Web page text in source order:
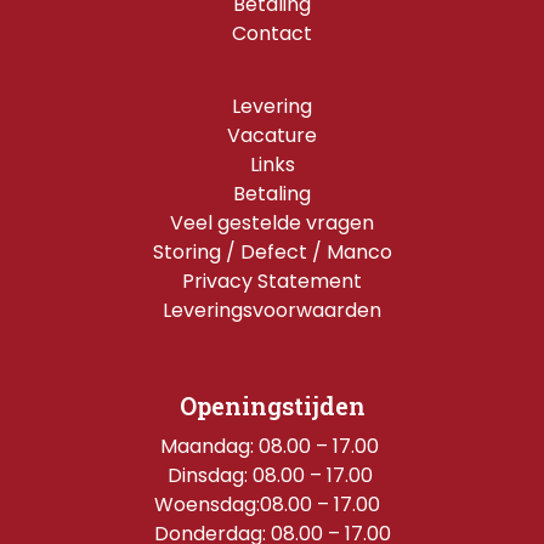
Contact
Levering
Vacature
Links
Betaling
Veel gestelde vragen
Storing / Defect / Manco
Privacy Statement
Leveringsvoorwaarden
Openingstijden
Maandag: 08.00 – 17.00
Dinsdag: 08.00 – 17.00
Woensdag:08.00 – 17.00
Donderdag: 08.00 – 17.00